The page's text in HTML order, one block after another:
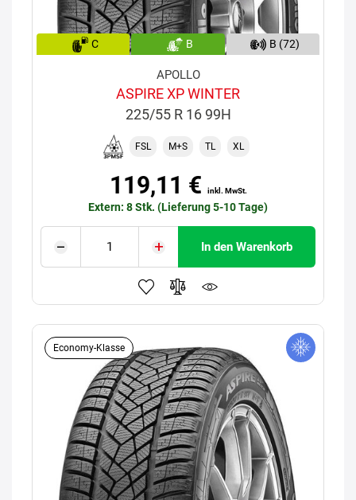
C B B (72)
APOLLO
ASPIRE XP WINTER
225/55 R 16 99H
FSL M+S TL XL
119,11 € inkl. MwSt.
Extern: 8 Stk. (Lieferung 5-10 Tage)
In den Warenkorb
Economy-Klasse